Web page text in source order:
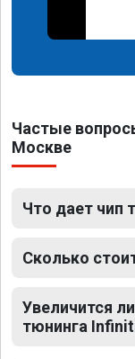
Частые
Москве
Что дает чип
Сколько
Увеличится
тюнинга